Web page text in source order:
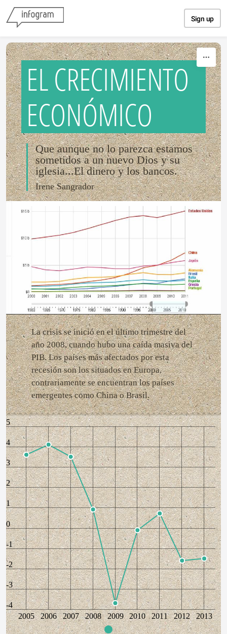
Sign up
EL CRECIMIENTO
ECONÓMICO
Que aunque no lo parezca estamos
sometidos a un nuevo Dios y su
iglesia...El dinero y los bancos.
Irene Sangrador
La crisis se inició en el último trimestre del
año 2008, cuando hubo una caída masiva del
PIB. Los países más afectados por esta
recesión son los situados en Europa,
contrariamente se encuentran los países
emergentes como China o Brasil.
-4
-3
-2
-1
0
1
2
3
4
5
2005 2006 2007 2008 2009 2010 2011 2012 2013